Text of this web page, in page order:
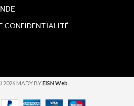
CONFIDENTIALITÉ
2026 MADY BYEISN Web